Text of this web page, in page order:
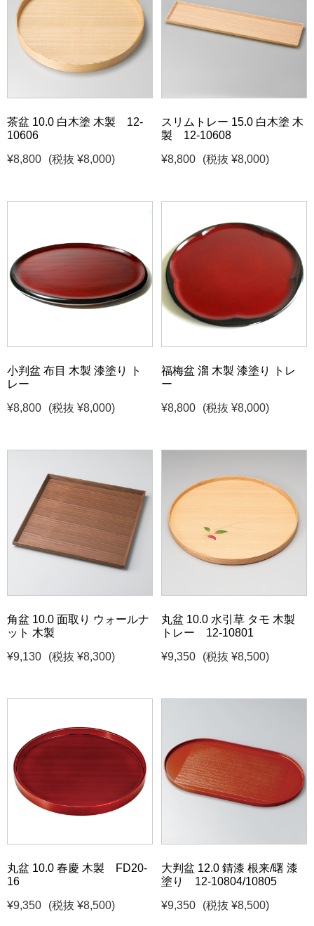
茶盆 10.0 白木塗 木製 12-
10606
¥8,800
(税抜 ¥8,000)
スリムトレー 15.0 白木塗 木
製 12-10608
¥8,800
(税抜 ¥8,000)
小判盆 布目 木製 漆塗り ト
レー
¥8,800
(税抜 ¥8,000)
福梅盆 溜 木製 漆塗り トレ
ー
¥8,800
(税抜 ¥8,000)
角盆 10.0 面取り ウォールナ
ット 木製
¥9,130
(税抜 ¥8,300)
丸盆 10.0 水引草 タモ 木製
トレー 12-10801
¥9,350
(税抜 ¥8,500)
丸盆 10.0 春慶 木製 FD20-
16
¥9,350
(税抜 ¥8,500)
大判盆 12.0 錆漆 根来/曙 漆
塗り 12-10804/10805
¥9,350
(税抜 ¥8,500)